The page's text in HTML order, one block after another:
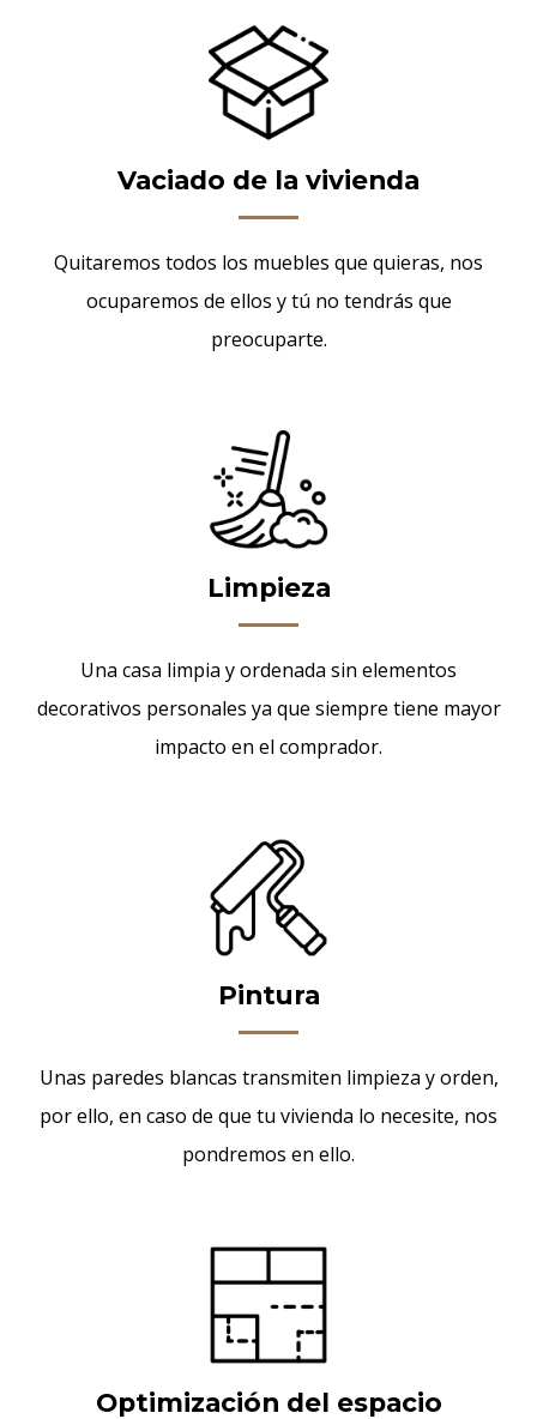
Vaciado de la vivienda
Quitaremos todos los muebles que quieras, nos
ocuparemos de ellos y tú no tendrás que
preocuparte.
Limpieza
Una casa limpia y ordenada sin elementos
decorativos personales ya que siempre tiene mayor
impacto en el comprador.
Pintura
Unas paredes blancas transmiten limpieza y orden,
por ello, en caso de que tu vivienda lo necesite, nos
pondremos en ello.
Optimización del espacio